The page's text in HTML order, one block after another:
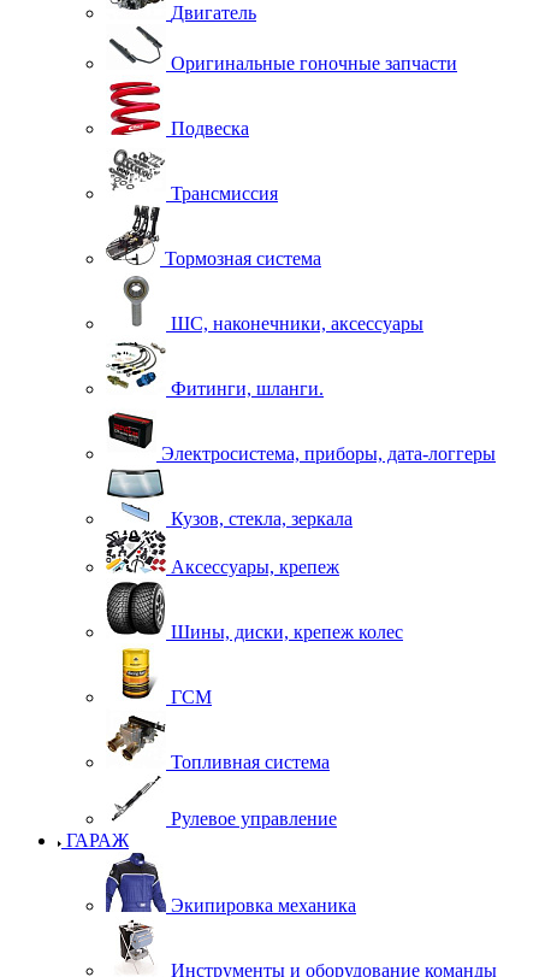
Двигатель
Оригинальные гоночные запчасти
Подвеска
Трансмиссия
Тормозная система
ШС, наконечники, аксессуары
Фитинги, шланги.
Электросистема, приборы, дата-логгеры
Кузов, стекла, зеркала
Аксессуары, крепеж
Шины, диски, крепеж колес
ГСМ
Топливная система
Рулевое управление
ГАРАЖ
Экипировка механика
Инструменты и оборудование команды